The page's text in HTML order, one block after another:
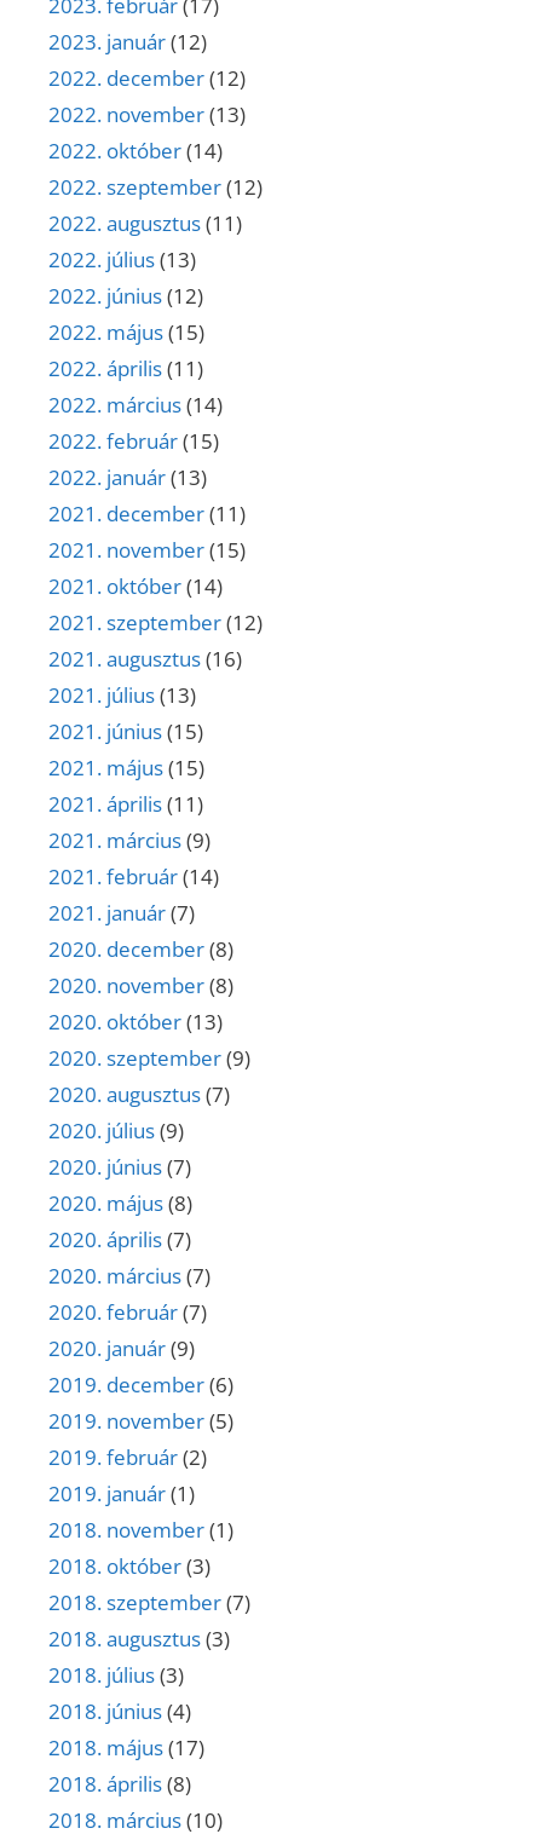
2023. február(17)
2023. január(12)
2022. december(12)
2022. november(13)
2022. október(14)
2022. szeptember(12)
2022. augusztus(11)
2022. július(13)
2022. június(12)
2022. május(15)
2022. április(11)
2022. március(14)
2022. február(15)
2022. január(13)
2021. december(11)
2021. november(15)
2021. október(14)
2021. szeptember(12)
2021. augusztus(16)
2021. július(13)
2021. június(15)
2021. május(15)
2021. április(11)
2021. március(9)
2021. február(14)
2021. január(7)
2020. december(8)
2020. november(8)
2020. október(13)
2020. szeptember(9)
2020. augusztus(7)
2020. július(9)
2020. június(7)
2020. május(8)
2020. április(7)
2020. március(7)
2020. február(7)
2020. január(9)
2019. december(6)
2019. november(5)
2019. február(2)
2019. január(1)
2018. november(1)
2018. október(3)
2018. szeptember(7)
2018. augusztus(3)
2018. július(3)
2018. június(4)
2018. május(17)
2018. április(8)
2018. március(10)